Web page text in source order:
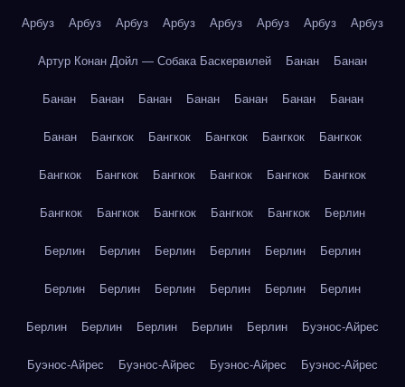
Арбуз Арбуз Арбуз Арбуз Арбуз Арбуз Арбуз Арбуз
Артур Конан Дойл — Собака Баскервилей Банан Банан
Банан Банан Банан Банан Банан Банан Банан
Банан Бангкок Бангкок Бангкок Бангкок Бангкок
Бангкок Бангкок Бангкок Бангкок Бангкок Бангкок
Бангкок Бангкок Бангкок Бангкок Бангкок Берлин
Берлин Берлин Берлин Берлин Берлин Берлин
Берлин Берлин Берлин Берлин Берлин Берлин
Берлин Берлин Берлин Берлин Берлин Буэнос-Айрес
Буэнос-Айрес Буэнос-Айрес Буэнос-Айрес Буэнос-Айрес